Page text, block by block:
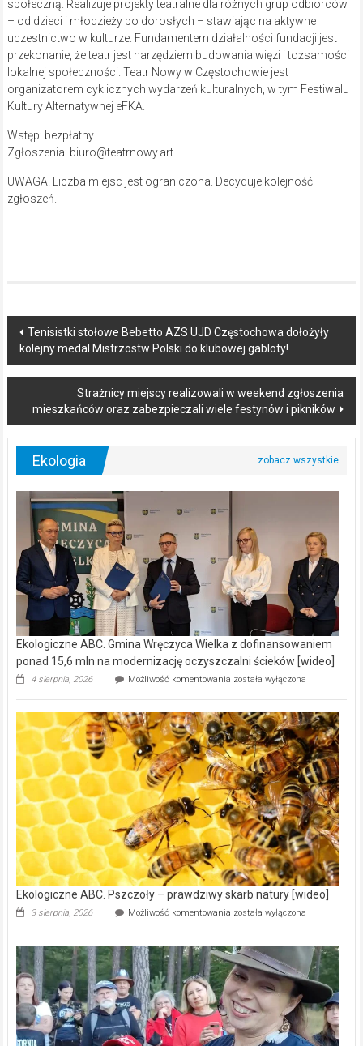
społeczną. Realizuje projekty teatralne dla różnych grup odbiorców
– od dzieci i młodzieży po dorosłych – stawiając na aktywne
uczestnictwo w kulturze. Fundamentem działalności fundacji jest
przekonanie, że teatr jest narzędziem budowania więzi i tożsamości
lokalnej społeczności. Teatr Nowy w Częstochowie jest
organizatorem cyklicznych wydarzeń kulturalnych, w tym Festiwalu
Kultury Alternatywnej eFKA.
Wstęp: bezpłatny
Zgłoszenia: biuro@teatrnowy.art
UWAGA! Liczba miejsc jest ograniczona. Decyduje kolejność
zgłoszeń.
Post
navigation
Tenisistki stołowe Bebetto AZS UJD Częstochowa dołożyły
kolejny medal Mistrzostw Polski do klubowej gabloty!
Strażnicy miejscy realizowali w weekend zgłoszenia
mieszkańców oraz zabezpieczali wiele festynów i pikników
Ekologia
Ekologiczne ABC. Gmina Wręczyca Wielka z dofinansowaniem
ponad 15,6 mln na modernizację oczyszczalni ścieków [wideo]
4 sierpnia, 2026 Możliwość komentowania Ekologiczne
Wręczyca
Wielka
z
dofinansowaniem
ponad
15,6
mln
na
modernizację
oczyszczalni
ścieków
[wideo]
została wyłączona
Ekologiczne ABC. Pszczoły – prawdziwy skarb natury [wideo]
3 sierpnia, 2026 Możliwość komentowania Ekologiczne
–
prawdziwy
skarb
natury
[wideo]
została wyłączona